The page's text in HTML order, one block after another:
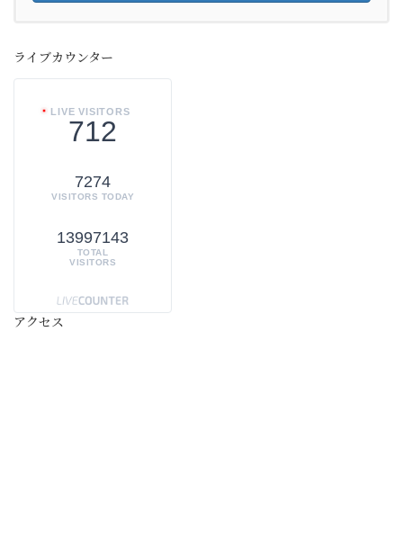
ライブカウンター
LIVE VISITORS
712
7274
VISITORS TODAY
13997143
TOTAL
VISITORS
アクセス